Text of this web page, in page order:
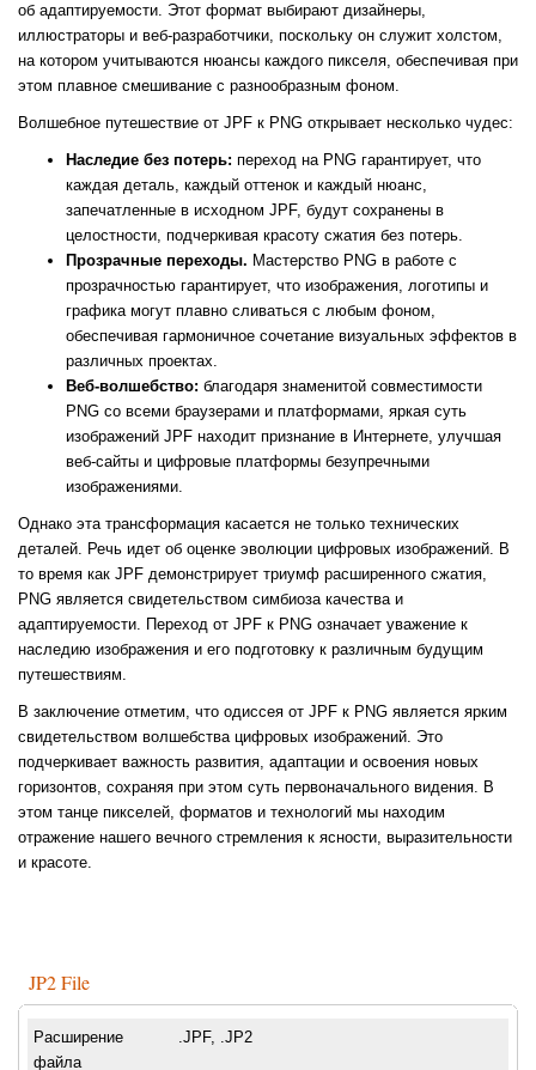
об адаптируемости. Этот формат выбирают дизайнеры,
иллюстраторы и веб-разработчики, поскольку он служит холстом,
на котором учитываются нюансы каждого пикселя, обеспечивая при
этом плавное смешивание с разнообразным фоном.
Волшебное путешествие от JPF к PNG открывает несколько чудес:
Наследие без потерь: переход на PNG гарантирует, что
каждая деталь, каждый оттенок и каждый нюанс,
запечатленные в исходном JPF, будут сохранены в
целостности, подчеркивая красоту сжатия без потерь.
Прозрачные переходы. Мастерство PNG в работе с
прозрачностью гарантирует, что изображения, логотипы и
графика могут плавно сливаться с любым фоном,
обеспечивая гармоничное сочетание визуальных эффектов в
различных проектах.
Веб-волшебство: благодаря знаменитой совместимости
PNG со всеми браузерами и платформами, яркая суть
изображений JPF находит признание в Интернете, улучшая
веб-сайты и цифровые платформы безупречными
изображениями.
Однако эта трансформация касается не только технических
деталей. Речь идет об оценке эволюции цифровых изображений. В
то время как JPF демонстрирует триумф расширенного сжатия,
PNG является свидетельством симбиоза качества и
адаптируемости. Переход от JPF к PNG означает уважение к
наследию изображения и его подготовку к различным будущим
путешествиям.
В заключение отметим, что одиссея от JPF к PNG является ярким
свидетельством волшебства цифровых изображений. Это
подчеркивает важность развития, адаптации и освоения новых
горизонтов, сохраняя при этом суть первоначального видения. В
этом танце пикселей, форматов и технологий мы находим
отражение нашего вечного стремления к ясности, выразительности
и красоте.
JP2 File
Расширение
файла
.JPF, .JP2